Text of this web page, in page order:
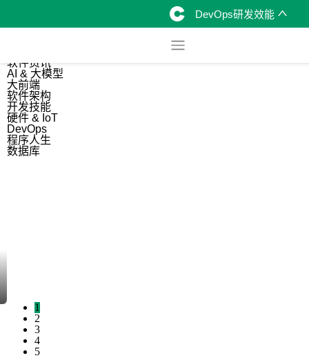
DevOps研发效能
软件资讯
AI & 大模型
大前端
软件架构
开发技能
硬件 & IoT
DevOps
程序人生
数据库
1
2
3
4
5